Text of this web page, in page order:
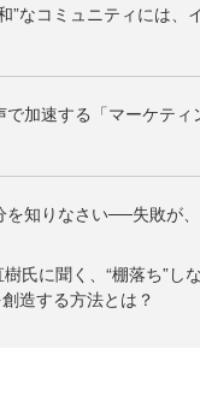
”なコミュニティには、
加速する「マーケティ
知りなさい──失敗が
氏に聞く、“棚落ち”
造する方法とは？